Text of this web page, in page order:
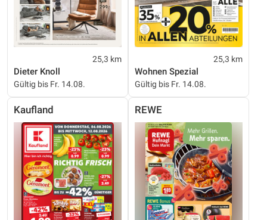
25,3 km
Dieter Knoll
Gültig bis Fr. 14.08.
25,3 km
Wohnen Spezial
Gültig bis Fr. 14.08.
Kaufland REWE